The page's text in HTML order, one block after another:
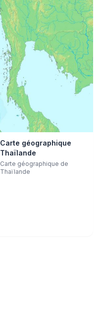
Carte géographique
Thaïlande
Carte géographique de
Thaïlande